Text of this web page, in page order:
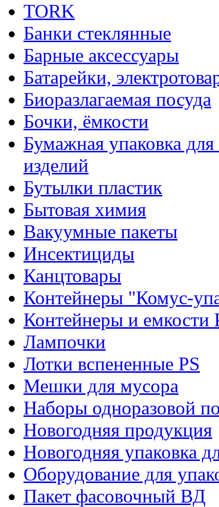
TORK
Банки стеклянные
Барные аксессуары
Батарейки,
Биоразлагаемая посуда
Бочки, ёмкости
Бумажная упаковка
изделий
Бутылки пластик
Бытовая химия
Вакуумные пакеты
Инсектициды
Канцтовары
Контейнеры "Комус-
Контейнеры и емкости
Лампочки
Лотки вспененные PS
Мешки для мусора
Наборы одноразовой
Новогодняя продукция
Новогодняя упаковка
Оборудование для
Пакет фасовочный ВД